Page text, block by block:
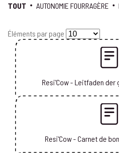
TOUT AUTONOMIE FOURRAGÈRE
Éléments par page
Resi'Cow - Leitfaden der
Resi'Cow - Carnet de